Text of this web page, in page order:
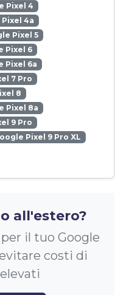
Pixel 4
4a
Pixel 5
Pixel 6
Pixel 6a
7 Pro
8
Pixel 8a
9 Pro
Pixel 9 Pro XL
all'estero?
il tuo Google
costi di